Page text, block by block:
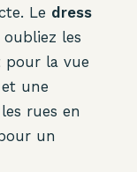
Le dress
les
pour la vue
une
rues en
un